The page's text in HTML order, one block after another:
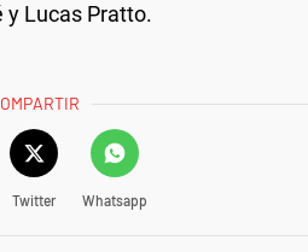
y Lucas Pratto.
Twitter Whatsapp